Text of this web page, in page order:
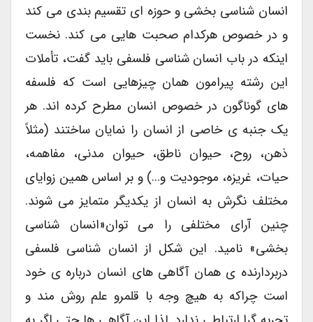
انسان شناسی بخشی و حوزه ای تقسیم بندی می کند
و در خصوص هرکدام صحبت هایی می کند. نخست
اینکه در باب انسان شناسی فلسفی باید گفت، تأملات
این رشته پیرامون همان چیزهایی است که فلسفه
های گوناگون در خصوص انسان مطرح کرده اند. هر
یک جنبه ی خاصی از انسان را نمایان ساختند (مثلاً
ذهن، روح، حیوان ناطق، حیوان مدنی، مفاهمه،
حیات، غریزه، موجودیت و…) و بر اساس همین زوایای
مختلف نگرش به انسان از یکدیگر متمایز می شوند.
چنین آرای مختلفی را می توان«انسان شناسی
بخشی» نامید. این شکل از انسان شناسی فلسفی
دربردارنده ی همان آگاهی های انسان درباره ی خود
است چراکه به هیچ وجه با قلمرو علم روش مند و